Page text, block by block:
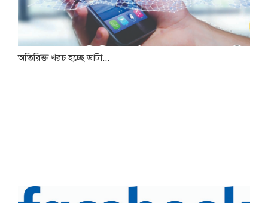
অতিরিক্ত খরচ হচ্ছে ডাটা...